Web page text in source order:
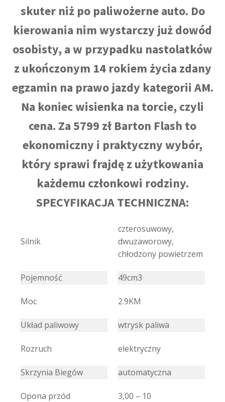
skuter niż po paliwożerne auto. Do
kierowania nim wystarczy już dowód
osobisty, a w przypadku nastolatków
z ukończonym 14 rokiem życia zdany
egzamin na prawo jazdy kategorii AM.
Na koniec wisienka na torcie, czyli
cena. Za 5799 zł Barton Flash to
ekonomiczny i praktyczny wybór,
który sprawi frajdę z użytkowania
każdemu członkowi rodziny.
SPECYFIKACJA TECHNICZNA:
Silnik
czterosuwowy,
dwuzaworowy,
chłodzony powietrzem
Pojemność 49cm3
Moc 2.9KM
Układ paliwowy wtrysk paliwa
Rozruch elektryczny
Skrzynia Biegów automatyczna
Opona przód 3,00 – 10